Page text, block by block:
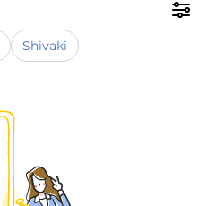
Shivaki